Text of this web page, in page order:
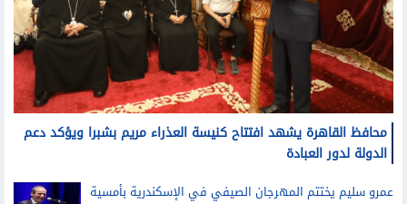
محافظ القاهرة يشهد افتتاح كنيسة العذراء مريم بشبرا ويؤكد دعم
الدولة لدور العبادة
عمرو سليم يختتم المهرجان الصيفي في الإسكندرية بأمسية